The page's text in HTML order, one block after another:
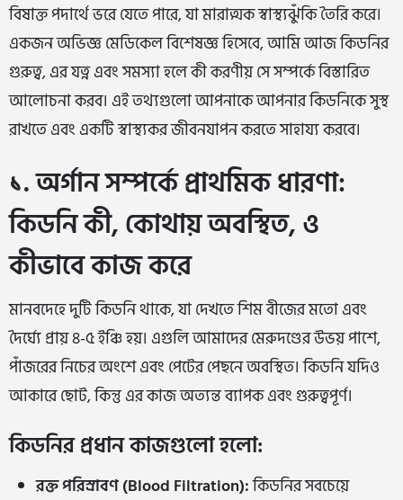
বিষাক্ত পদার্থে ভরে যেতে পারে, যা মারাত্মক স্বাস্থ্যঝুঁকি তৈরি করে।
একজন অভিজ্ঞ মেডিকেল বিশেষজ্ঞ হিসেবে, আমি আজ কিডনির
গুরুত্ব, এর যত্ন এবং সমস্যা হলে কী করণীয় সে সম্পর্কে বিস্তারিত
আলোচনা করব। এই তথ্যগুলো আপনাকে আপনার কিডনিকে সুস্থ
রাখতে এবং একটি স্বাস্থ্যকর জীবনযাপন করতে সাহায্য করবে।
১. অর্গান সম্পর্কে প্রাথমিক ধারণা:
কিডনি কী, কোথায় অবস্থিত, ও
কীভাবে কাজ করে
মানবদেহে দুটি কিডনি থাকে, যা দেখতে শিম বীজের মতো এবং
দৈর্ঘ্যে প্রায় ৪-৫ ইঞ্চি হয়। এগুলি আমাদের মেরুদণ্ডের উভয় পাশে,
পাঁজরের নিচের অংশে এবং পেটের পেছনে অবস্থিত। কিডনি যদিও
আকারে ছোট, কিন্তু এর কাজ অত্যন্ত ব্যাপক এবং গুরুত্বপূর্ণ।
কিডনির প্রধান কাজগুলো হলো:
রক্ত পরিস্রাবণ (Blood Filtration):কিডনির সবচেয়ে